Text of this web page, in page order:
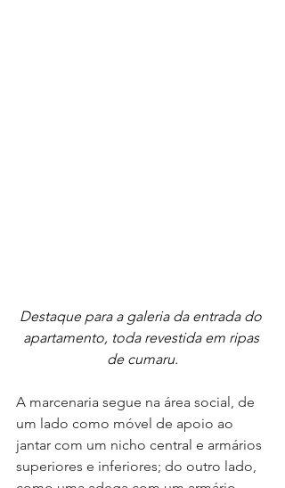
Destaque para a galeria da entrada do
apartamento, toda revestida em ripas
de cumaru.
A marcenaria segue na área social, de
um lado como móvel de apoio ao
jantar com um nicho central e armários
superiores e inferiores; do outro lado,